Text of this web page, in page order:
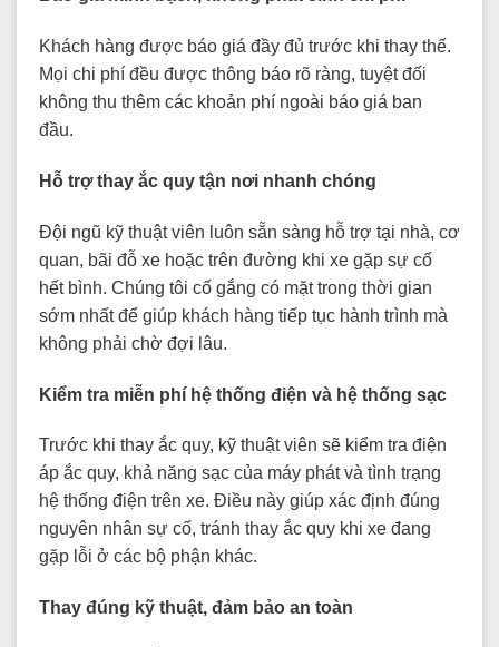
Khách hàng được báo giá đầy đủ trước khi thay thế.
Mọi chi phí đều được thông báo rõ ràng, tuyệt đối
không thu thêm các khoản phí ngoài báo giá ban
đầu.
Hỗ trợ thay ắc quy tận nơi nhanh chóng
Đội ngũ kỹ thuật viên luôn sẵn sàng hỗ trợ tại nhà, cơ
quan, bãi đỗ xe hoặc trên đường khi xe gặp sự cố
hết bình. Chúng tôi cố gắng có mặt trong thời gian
sớm nhất để giúp khách hàng tiếp tục hành trình mà
không phải chờ đợi lâu.
Kiểm tra miễn phí hệ thống điện và hệ thống sạc
Trước khi thay ắc quy, kỹ thuật viên sẽ kiểm tra điện
áp ắc quy, khả năng sạc của máy phát và tình trạng
hệ thống điện trên xe. Điều này giúp xác định đúng
nguyên nhân sự cố, tránh thay ắc quy khi xe đang
gặp lỗi ở các bộ phận khác.
Thay đúng kỹ thuật, đảm bảo an toàn